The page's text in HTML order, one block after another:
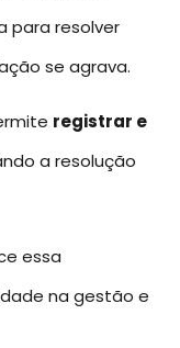
para resolver
se agrava.
registrar e
a resolução
essa
na gestão e